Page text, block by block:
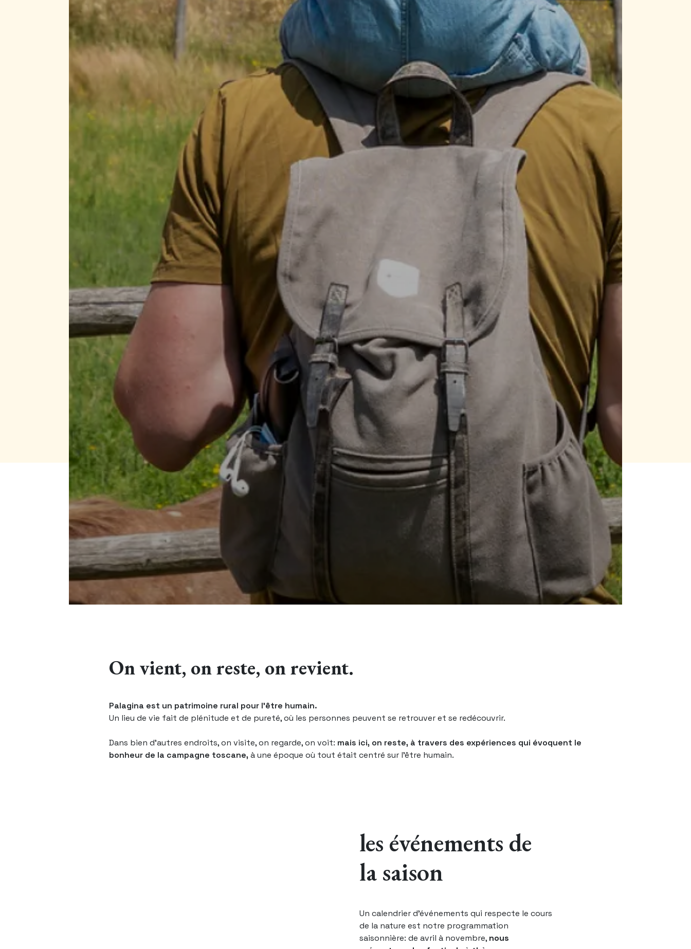
On vient, on reste, on revient.
Palagina est un patrimoine rural pour l’être humain.
Un lieu de vie fait de plénitude et de pureté, où les personnes peuvent se retrouver et se redécouvrir.
Dans bien d’autres endroits, on visite, on regarde, on voit: mais ici, on reste, à travers des expériences qui évoquent le
bonheur de la campagne toscane,à une époque où tout était centré sur l’être humain.
les événements de
la saison
Un calendrier d'événements qui respecte le cours
de la nature est notre programmation
saisonnière: de avril à novembre, nous